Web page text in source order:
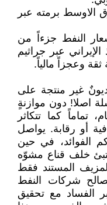
الاوسط برمته عبر
النفط جزءاً من
عبر جراثيم
ثقة وعجزاً مالياً.
غير منتجة على
اصلا! دون موازنةٍ
تماماً كما تتكاثر
أو رقابة. يواصل
الفوائد، في حين
خلف قناع مشوّه
المزيف المستند فقط
شركات النفط
الفساد مع تحقيق